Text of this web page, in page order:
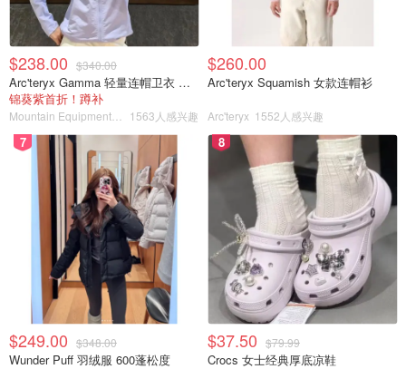
$238.00 $340.00
Arc'teryx Gamma 轻量连帽卫衣 女款
锦葵紫首折！蹲补
1563人感兴趣
$260.00
Arc'teryx Squamish 女款连帽衫
Arc'teryx 1552人感兴趣
7
$249.00 $348.00
Wunder Puff 羽绒服 600蓬松度
8
$37.50 $79.99
Crocs 女士经典厚底凉鞋